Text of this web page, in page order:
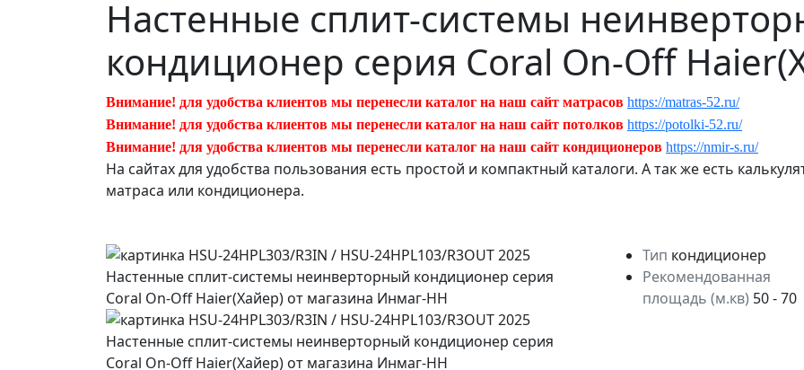
Настенные сплит-системы
кондиционер серия Coral On-Off
Внимание! для удобства клиентов мы перенесли каталог на наш сайт матрасов https://matras-52.ru/
Внимание! для удобства клиентов мы перенесли каталог на наш сайт потолков https://potolki-52.ru/
Внимание! для удобства клиентов мы перенесли каталог на наш сайт кондиционеров https://nmir-s.ru/
На сайтах для удобства пользования есть простой и компактный каталоги. А так же есть
матраса или кондиционера.
Тип кондиционер
Рекомендованная
площадь (м.кв) 50 - 70